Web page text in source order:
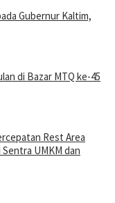
Gubernur Kaltim,
di Bazar MTQ ke-45
Rest Area
UMKM dan